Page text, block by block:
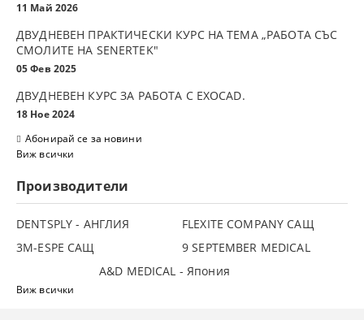
11 Май 2026
ДВУДНЕВЕН ПРАКТИЧЕСКИ КУРС НА ТЕМА „РАБОТА СЪС
СМОЛИТЕ НА SENERTEK"
05 Фев 2025
ДВУДНЕВЕН КУРС ЗА РАБОТА С ЕXOCAD.
18 Ное 2024
Абонирай се за новини
Виж всички
Производители
DENTSPLY - АНГЛИЯ
FLEXITE COMPANY САЩ
3М-ESPE САЩ
9 SEPTEMBER MEDICAL
A&D MEDICAL - Япония
Виж всички